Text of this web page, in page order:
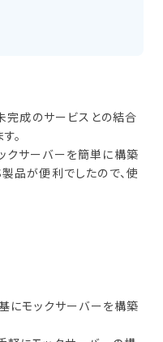
完成のサービスとの結合
。
クサーバーを簡単に構築
品が便利でしたので、使
にモックサーバーを構築